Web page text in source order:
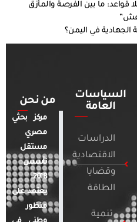
قواعد: ما بين الفرصة والمأزق
في اليمن؟
السياسات
العامة
الدراسات
الاقتصادية
وقضايا
الطاقة
تنمية
من نحن
مركز بحثي
مصري
مستقل
تأسس
2018.
يعتمد على
منظور